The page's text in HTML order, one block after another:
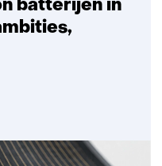
batterijen in